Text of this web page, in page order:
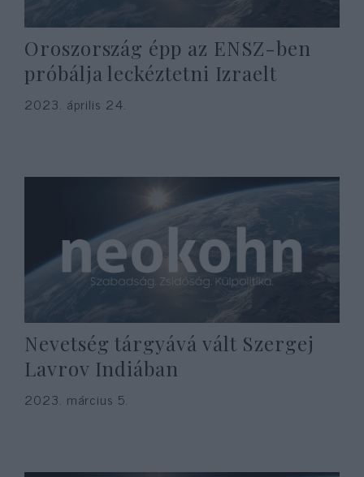
Oroszország épp az ENSZ-ben
próbálja leckéztetni Izraelt
2023. április 24.
Nevetség tárgyává vált Szergej
Lavrov Indiában
2023. március 5.